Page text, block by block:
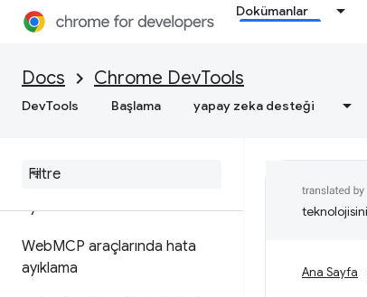
Dokümanlar
Docs Chrome DevTools
DevTools Başlama yapay zeka desteği
Çerezleri görüntüleme,
Önbellek verilerini görüntüleme
ayıklama
WebMCP araçlarında hata
ayıklama
Ana Sayfa